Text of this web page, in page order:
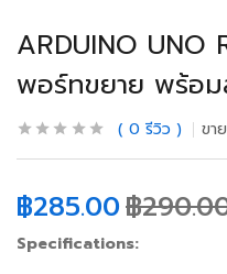
ARDUINO UNO
พอร์ทขยาย พร้อ
0 รีวิว ขา
฿285.00฿
Specifications: